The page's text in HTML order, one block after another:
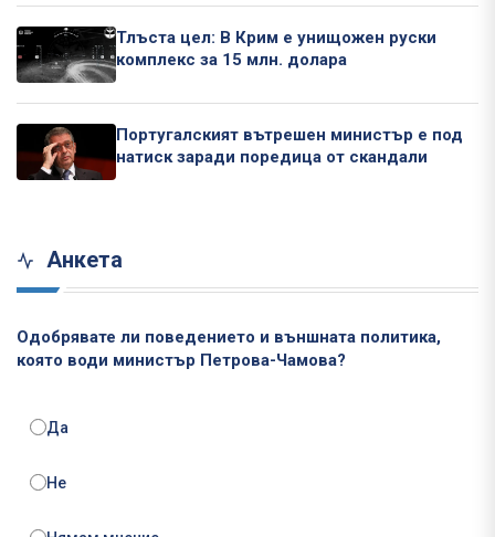
Тлъста цел: В Крим е унищожен руски
комплекс за 15 млн. долара
Португалският вътрешен министър е под
натиск заради поредица от скандали
Анкета
Одобрявате ли поведението и външната политика,
която води министър Петрова-Чамова?
Да
Не